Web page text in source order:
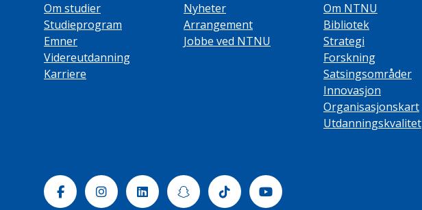
Om studier
Studieprogram
Emner
Videreutdanning
Karriere
Nyheter
Arrangement
Jobbe ved NTNU
Om NTNU
Bibliotek
Strategi
Forskning
Satsingsområder
Innovasjon
Organisasjonskart
Utdanningskvalitet
FacebookInstagramLinkedinSnapchatTiktok Youtube